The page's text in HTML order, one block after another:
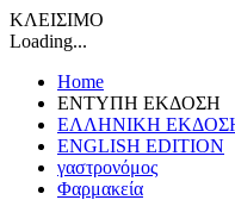
ΚΛΕΙΣΙΜΟ
Loading...
Home
ΕΝΤΥΠΗ ΕΚΔΟΣΗ
ΕΛΛΗΝΙΚΗ
ENGLISH EDITION
γαστρονόμος
Φαρμακεία